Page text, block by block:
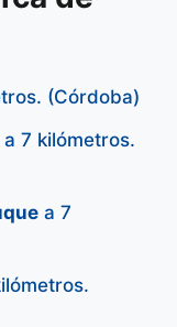
(Córdoba)
a 7 kilómetros.
a 7